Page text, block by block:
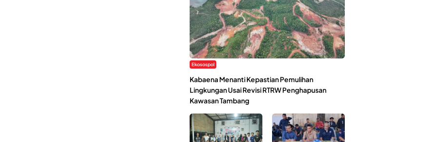
Ekosospol
Kabaena Menanti Kepastian Pemulihan
Lingkungan Usai Revisi RTRW Penghapusan
Kawasan Tambang